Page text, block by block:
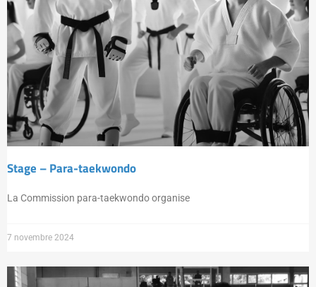
Stage – Para-taekwondo
La Commission para-taekwondo organise
7 novembre 2024